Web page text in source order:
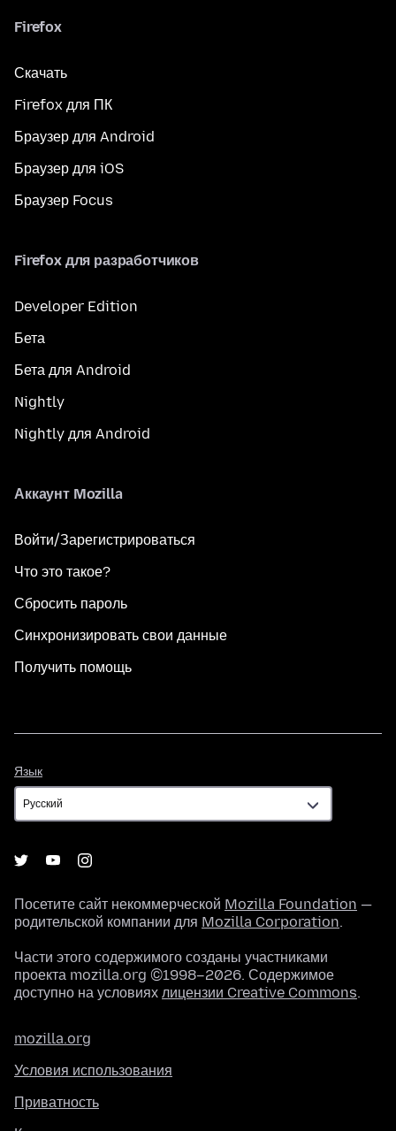
Firefox
Скачать
Firefox для ПК
Браузер для Android
Браузер для iOS
Браузер Focus
Firefox для разработчиков
Developer Edition
Бета
Бета для Android
Nightly
Nightly для Android
Аккаунт Mozilla
Войти/Зарегистрироваться
Что это такое?
Сбросить пароль
Синхронизировать свои данные
Получить помощь
Язык
Посетите сайт некоммерческой Mozilla Foundation —
родительской компании для Mozilla Corporation.
Части этого содержимого созданы участниками
проекта mozilla.org ©1998–2026. Содержимое
доступно на условиях лицензии Creative Commons.
mozilla.org
Условия использования
Приватность